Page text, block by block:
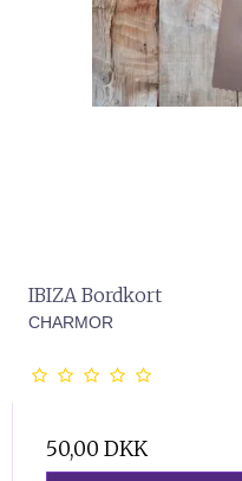
IBIZA Bordkort
CHARMOR
50,00 DKK